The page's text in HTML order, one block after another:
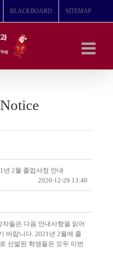
BLACKBOARD SITEMAP
년 2월 졸업사정 안내
2020-12-29 13:40
자들은 다음 안내사항을 읽어
바랍니다. 2021년 2월에 졸
선발된 학생들은 모두 이번